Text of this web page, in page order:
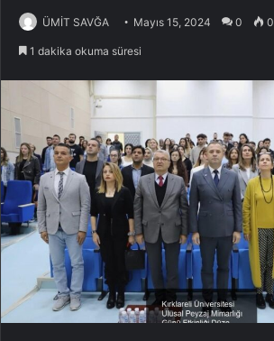
ÜMİT SAVĞA Mayıs 15, 2024 0 0
1 dakika okuma süresi